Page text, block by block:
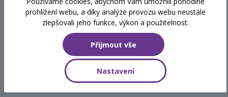
šablony
Podpora přirozeného
rozvoje řeči u dětí –
primární logopedická
prevence (kombinované)
prohlížení webu, a díky analýze provozu webu neustále
zlepšovali jeho funkce, výkon a použitelnost.
Přijmout vše
Nastavení